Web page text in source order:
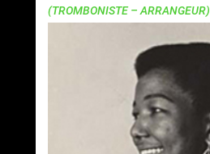
(TROMBONISTE – ARRANGEUR)